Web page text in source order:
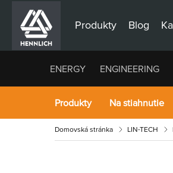
Produkty Blog
ENERGY ENGINEERING
Produkty Na stiahnutie
Domovská stránka LIN-TECH